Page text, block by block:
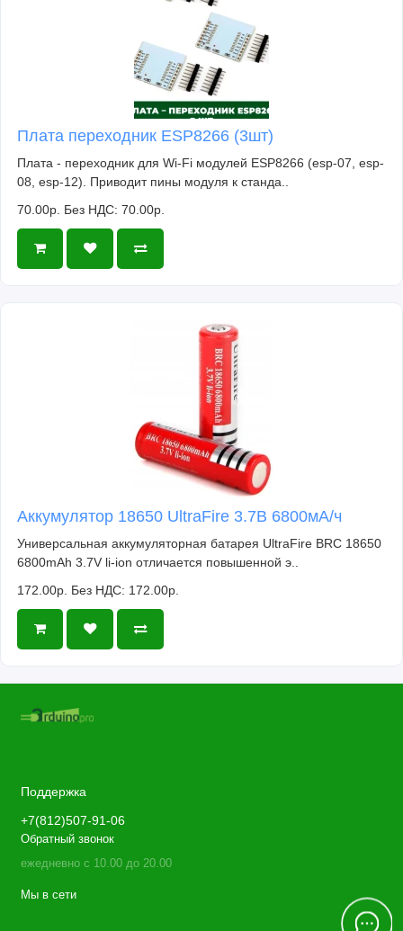
Плата переходник ESP8266 (3шт)
Плата - переходник для Wi-Fi модулей ESP8266 (esp-07, esp-
08, esp-12). Приводит пины модуля к станда..
70.00р. Без НДС: 70.00р.
Аккумулятор 18650 UltraFire 3.7В 6800мА/ч
Универсальная аккумуляторная батарея UltraFire BRC 18650
6800mAh 3.7V li-ion отличается повышенной э..
172.00р. Без НДС: 172.00р.
Поддержка
+7(812)507-91-06
Обратный звонок
ежедневно с 10.00 до 20.00
Мы в сети